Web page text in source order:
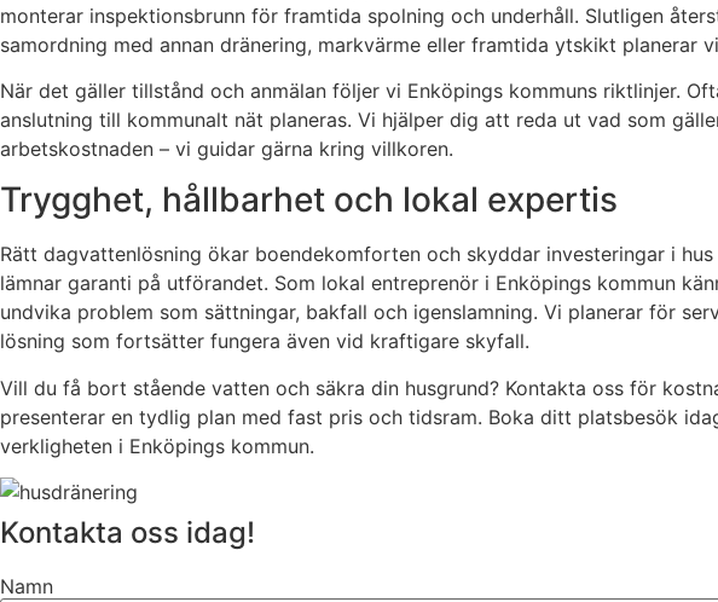
monterar inspektionsbrunn för framtida spolning och underhåll. Slutligen
samordning med annan dränering, markvärme eller framtida ytskikt
När det gäller tillstånd och anmälan följer vi Enköpings kommuns riktlinjer.
anslutning till kommunalt nät planeras. Vi hjälper dig att reda ut vad som
arbetskostnaden – vi guidar gärna kring villkoren.
Trygghet, hållbarhet och lokal expertis
Rätt dagvattenlösning ökar boendekomforten och skyddar investeringar i
lämnar garanti på utförandet. Som lokal entreprenör i Enköpings kommun
undvika problem som sättningar, bakfall och igenslamning. Vi planerar för
lösning som fortsätter fungera även vid kraftigare skyfall.
Vill du få bort stående vatten och säkra din husgrund? Kontakta oss för
presenterar en tydlig plan med fast pris och tidsram. Boka ditt platsbesök
verkligheten i Enköpings kommun.
Kontakta oss idag!
Namn